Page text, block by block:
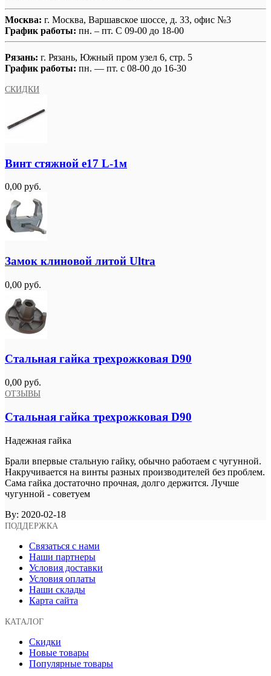
Москва: г. Москва, Варшавское шоссе, д. 33, офис №3
График работы: пн. – пт. С 09-00 до 18-00
Рязань: г. Рязань, Южный пром узел 6, стр. 5
График работы: пн. — пт. с 08-00 до 16-30
СКИДКИ
Винт стяжной e17 L-1м
0,00 руб.
Замок клиновой литой Ultra
0,00 руб.
Стальная гайка трехрожковая D90
0,00 руб.
ОТЗЫВЫ
Стальная гайка трехрожковая D90
Надежная гайка
Брали впервые стальную гайку, обычно работаем с чугунной.
Накручивается на винты разных производителей без проблем.
Сама гайка достаточно прочная, долго держится. Лучше
чугунной - советуем
By: 2020-02-18
ПОДДЕРЖКА
Связаться с нами
Наши партнеры
Условия доставки
Условия оплаты
Наши склады
Карта сайта
КАТАЛОГ
Скидки
Новые товары
Популярные товары